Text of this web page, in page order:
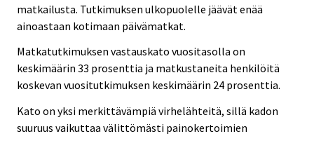
matkailusta. Tutkimuksen ulkopuolelle jäävät enää
ainoastaan kotimaan päivämatkat.
Matkatutkimuksen vastauskato vuositasolla on
keskimäärin 33 prosenttia ja matkustaneita henkilöitä
koskevan vuositutkimuksen keskimäärin 24 prosenttia.
Kato on yksi merkittävämpiä virhelähteitä, sillä kadon
suuruus vaikuttaa välittömästi painokertoimien